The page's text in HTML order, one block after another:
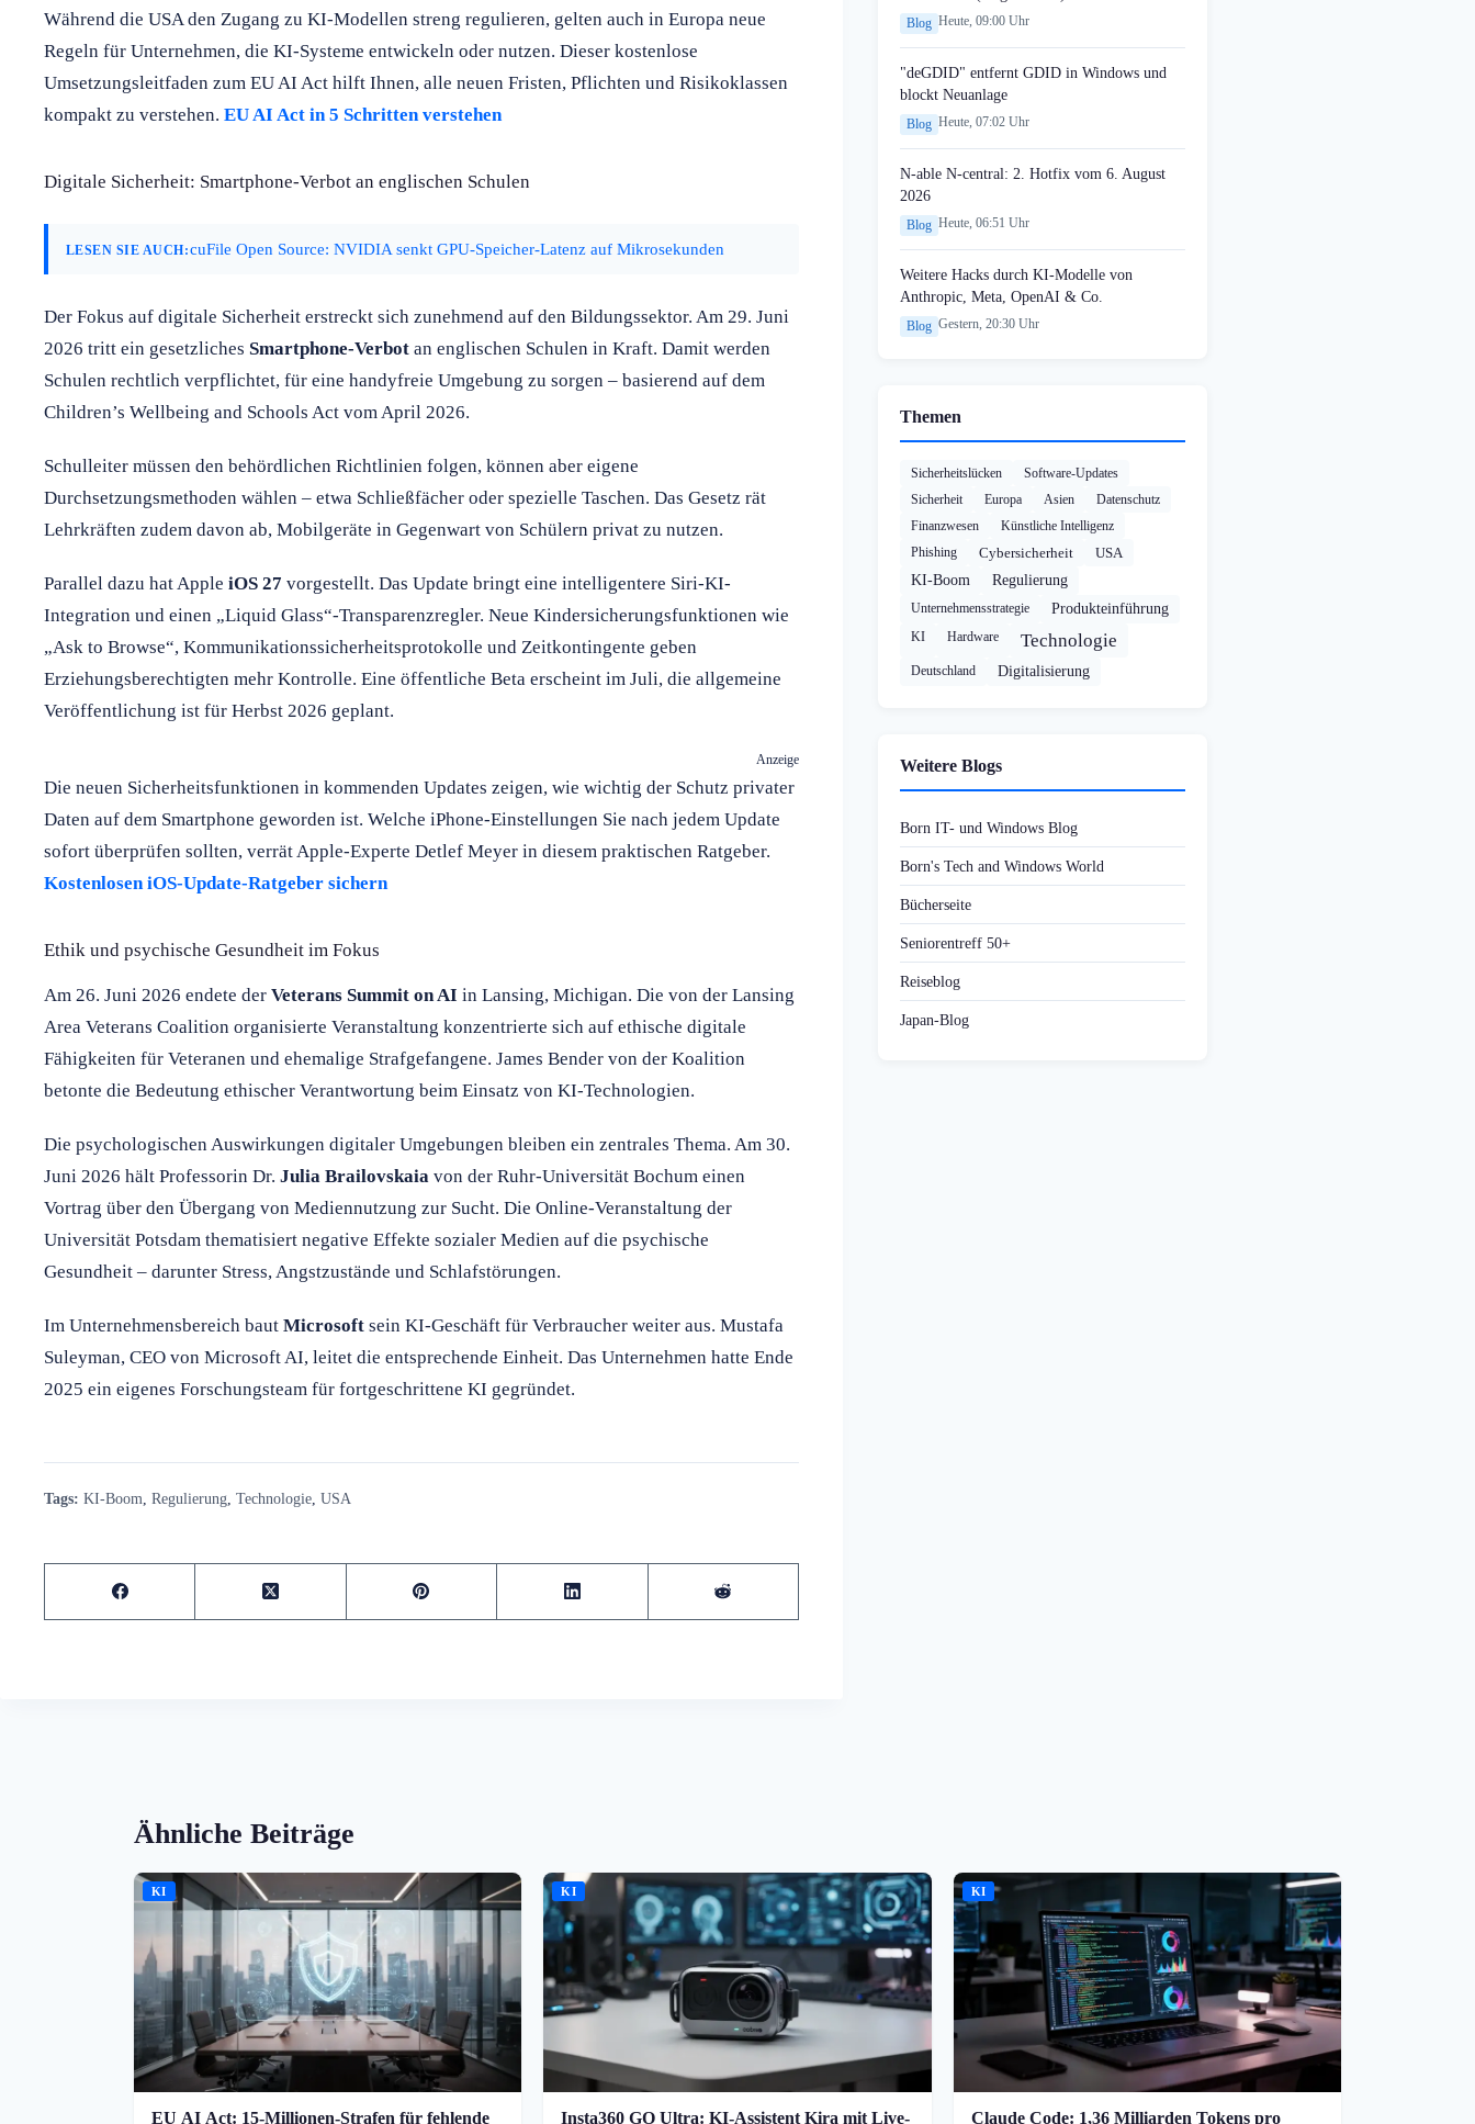
Während die USA den Zugang zu KI-Modellen streng regulieren, gelten auch in Europa neue
Regeln für Unternehmen, die KI-Systeme entwickeln oder nutzen. Dieser kostenlose
Umsetzungsleitfaden zum EU AI Act hilft Ihnen, alle neuen Fristen, Pflichten und Risikoklassen
kompakt zu verstehen. EU AI Act in 5 Schritten verstehen
Digitale Sicherheit: Smartphone-Verbot an englischen Schulen
LESEN SIE AUCH:cuFile Open Source: NVIDIA senkt GPU-Speicher-Latenz auf Mikrosekunden
Der Fokus auf digitale Sicherheit erstreckt sich zunehmend auf den Bildungssektor. Am 29. Juni
2026 tritt ein gesetzliches Smartphone-Verbot an englischen Schulen in Kraft. Damit werden
Schulen rechtlich verpflichtet, für eine handyfreie Umgebung zu sorgen – basierend auf dem
Children’s Wellbeing and Schools Act vom April 2026.
Schulleiter müssen den behördlichen Richtlinien folgen, können aber eigene
Durchsetzungsmethoden wählen – etwa Schließfächer oder spezielle Taschen. Das Gesetz rät
Lehrkräften zudem davon ab, Mobilgeräte in Gegenwart von Schülern privat zu nutzen.
Parallel dazu hat Apple iOS 27 vorgestellt. Das Update bringt eine intelligentere Siri-KI-
Integration und einen „Liquid Glass“-Transparenzregler. Neue Kindersicherungsfunktionen wie
„Ask to Browse“, Kommunikationssicherheitsprotokolle und Zeitkontingente geben
Erziehungsberechtigten mehr Kontrolle. Eine öffentliche Beta erscheint im Juli, die allgemeine
Veröffentlichung ist für Herbst 2026 geplant.
Anzeige
Die neuen Sicherheitsfunktionen in kommenden Updates zeigen, wie wichtig der Schutz privater
Daten auf dem Smartphone geworden ist. Welche iPhone-Einstellungen Sie nach jedem Update
sofort überprüfen sollten, verrät Apple-Experte Detlef Meyer in diesem praktischen Ratgeber.
Kostenlosen iOS-Update-Ratgeber sichern
Ethik und psychische Gesundheit im Fokus
Am 26. Juni 2026 endete der Veterans Summit on AI in Lansing, Michigan. Die von der Lansing
Area Veterans Coalition organisierte Veranstaltung konzentrierte sich auf ethische digitale
Fähigkeiten für Veteranen und ehemalige Strafgefangene. James Bender von der Koalition
betonte die Bedeutung ethischer Verantwortung beim Einsatz von KI-Technologien.
Die psychologischen Auswirkungen digitaler Umgebungen bleiben ein zentrales Thema. Am 30.
Juni 2026 hält Professorin Dr. Julia Brailovskaia von der Ruhr-Universität Bochum einen
Vortrag über den Übergang von Mediennutzung zur Sucht. Die Online-Veranstaltung der
Universität Potsdam thematisiert negative Effekte sozialer Medien auf die psychische
Gesundheit – darunter Stress, Angstzustände und Schlafstörungen.
Im Unternehmensbereich baut Microsoft sein KI-Geschäft für Verbraucher weiter aus. Mustafa
Suleyman, CEO von Microsoft AI, leitet die entsprechende Einheit. Das Unternehmen hatte Ende
2025 ein eigenes Forschungsteam für fortgeschrittene KI gegründet.
Tags: KI-Boom Regulierung Technologie USA
Blog Heute, 09:00 Uhr
"deGDID" entfernt GDID in Windows und
blockt Neuanlage
Blog Heute, 07:02 Uhr
N-able N-central: 2. Hotfix vom 6. August
2026
Blog Heute, 06:51 Uhr
Weitere Hacks durch KI-Modelle von
Anthropic, Meta, OpenAI & Co.
Blog Gestern, 20:30 Uhr
Themen
Sicherheitslücken
Software-Updates
Sicherheit
Europa Asien
Datenschutz
Finanzwesen
Künstliche Intelligenz
Phishing
Cybersicherheit
USA
KI-Boom
Regulierung
Unternehmensstrategie Produkteinführung
KI Hardware Technologie
Deutschland Digitalisierung
Weitere Blogs
Born IT- und Windows Blog
Born's Tech and Windows World
Bücherseite
Seniorentreff 50+
Reiseblog
Japan-Blog
Ähnliche Beiträge
KI
EU AI Act: 15-Millionen-Strafen für fehlende
KI
Insta360 GO Ultra: KI-Assistent Kira mit Live-
KI
Claude Code: 1,36 Milliarden Tokens pro